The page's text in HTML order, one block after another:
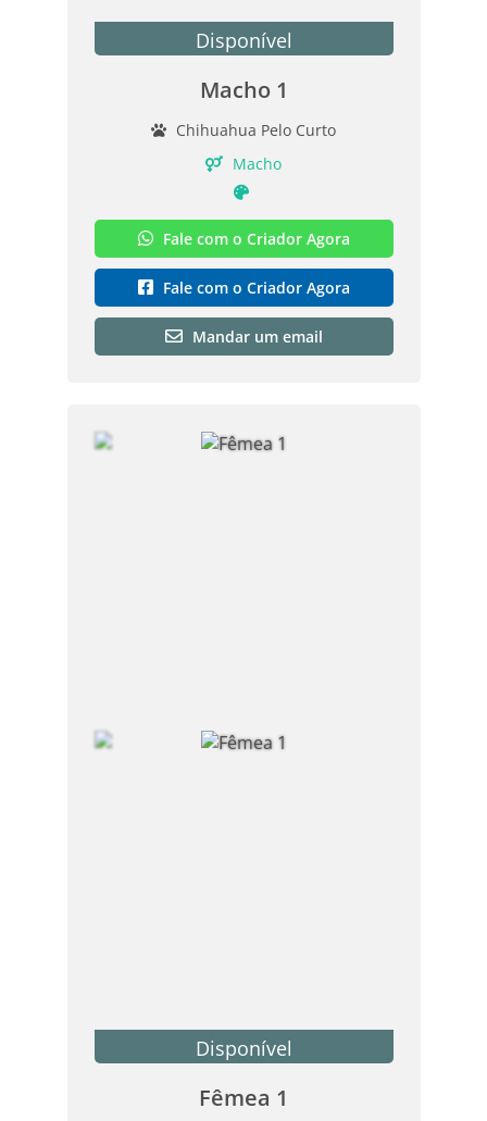
Disponível
Macho 1
Chihuahua Pelo Curto
Macho
Fale com o Criador Agora
Fale com o Criador Agora
Mandar um email
Disponível
Fêmea 1